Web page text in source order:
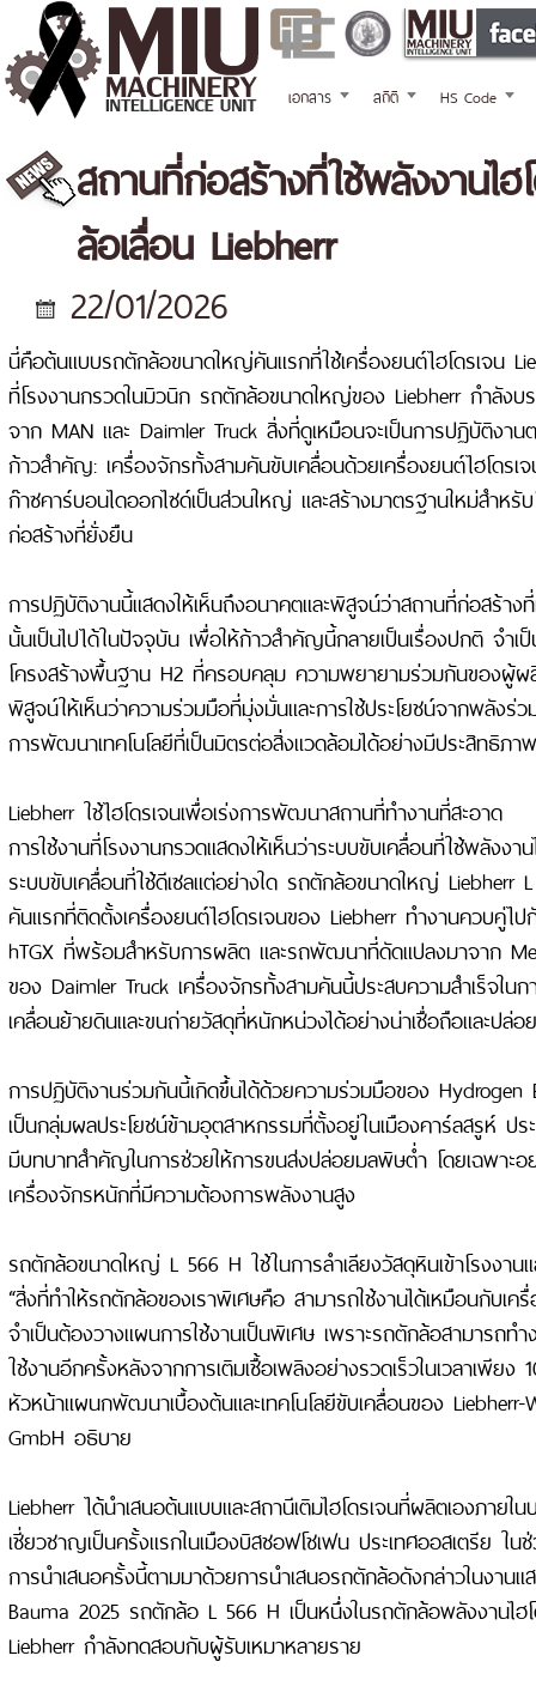
เอกสาร สถิติ HS Code
สถานที่ก่อสร้างที่ใช้พลังงานไฮ
ล้อเลื่อน Liebherr
22/01/2026
นี่คือต้นแบบรถตักล้อขนาดใหญ่คันแรกที่ใช้เครื่องยนต์ไฮโดรเจน
ที่โรงงานกรวดในมิวนิก รถตักล้อขนาดใหญ่ของ Liebherr กำลัง
จาก MAN และ Daimler Truck สิ่งที่ดูเหมือนจะเป็นการปฏิบัติงา
ก้าวสำคัญ: เครื่องจักรทั้งสามคันขับเคลื่อนด้วยเครื่องยนต์ไฮโดรเ
ก๊าซคาร์บอนไดออกไซด์เป็นส่วนใหญ่ และสร้างมาตรฐานใหม่สำหรั
ก่อสร้างที่ยั่งยืน
การปฏิบัติงานนี้แสดงให้เห็นถึงอนาคตและพิสูจน์ว่าสถานที่ก่อสร้า
นั้นเป็นไปได้ในปัจจุบัน เพื่อให้ก้าวสำคัญนี้กลายเป็นเรื่องปกติ จำเ
โครงสร้างพื้นฐาน H2 ที่ครอบคลุม ความพยายามร่วมกันของผู้ผ
พิสูจน์ให้เห็นว่าความร่วมมือที่มุ่งมั่นและการใช้ประโยชน์จากพลังร่
การพัฒนาเทคโนโลยีที่เป็นมิตรต่อสิ่งแวดล้อมได้อย่างมีประสิทธิภาพ
Liebherr ใช้ไฮโดรเจนเพื่อเร่งการพัฒนาสถานที่ทำงานที่สะอาด
การใช้งานที่โรงงานกรวดแสดงให้เห็นว่าระบบขับเคลื่อนที่ใช้พลังงา
ระบบขับเคลื่อนที่ใช้ดีเซลแต่อย่างใด รถตักล้อขนาดใหญ่ Liebherr
คันแรกที่ติดตั้งเครื่องยนต์ไฮโดรเจนของ Liebherr ทำงานควบคู่ไ
hTGX ที่พร้อมสำหรับการผลิต และรถพัฒนาที่ดัดแปลงมาจาก
ของ Daimler Truck เครื่องจักรทั้งสามคันนี้ประสบความสำเร็จใน
เคลื่อนย้ายดินและขนถ่ายวัสดุที่หนักหน่วงได้อย่างน่าเชื่อถือและปล่
การปฏิบัติงานร่วมกันนี้เกิดขึ้นได้ด้วยความร่วมมือของ Hydrogen
เป็นกลุ่มผลประโยชน์ข้ามอุตสาหกรรมที่ตั้งอยู่ในเมืองคาร์ลสรูห์ ปร
มีบทบาทสำคัญในการช่วยให้การขนส่งปล่อยมลพิษต่ำ โดยเฉพาะอ
เครื่องจักรหนักที่มีความต้องการพลังงานสูง
รถตักล้อขนาดใหญ่ L 566 H ใช้ในการลำเลียงวัสดุหินเข้าโรงงา
“สิ่งที่ทำให้รถตักล้อของเราพิเศษคือ สามารถใช้งานได้เหมือนกับเค
จำเป็นต้องวางแผนการใช้งานเป็นพิเศษ เพราะรถตักล้อสามารถทำ
ใช้งานอีกครั้งหลังจากการเติมเชื้อเพลิงอย่างรวดเร็วในเวลาเพีย
หัวหน้าแผนกพัฒนาเบื้องต้นและเทคโนโลยีขับเคลื่อนของ Liebherr-
GmbH อธิบาย
Liebherr ได้นำเสนอต้นแบบและสถานีเติมไฮโดรเจนที่ผลิตเองภาย
เชี่ยวชาญเป็นครั้งแรกในเมืองบิสชอฟโชเฟน ประเทศออสเตรีย ใ
การนำเสนอครั้งนี้ตามมาด้วยการนำเสนอรถตักล้อดังกล่าวในงานแ
Bauma 2025 รถตักล้อ L 566 H เป็นหนึ่งในรถตักล้อพลังงานไฮ
Liebherr กำลังทดสอบกับผู้รับเหมาหลายราย